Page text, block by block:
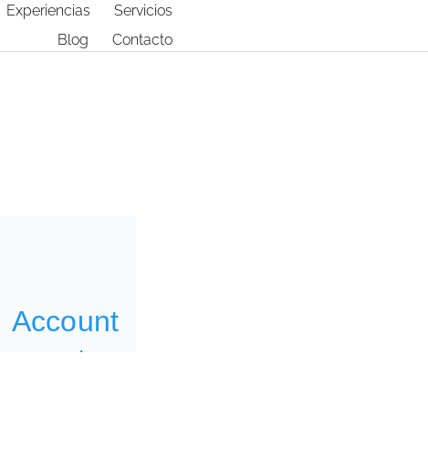
Experiencias
Servicios
Blog
Contacto